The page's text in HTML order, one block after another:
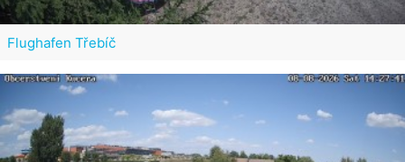
Flughafen Třebíč